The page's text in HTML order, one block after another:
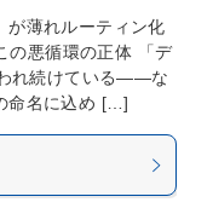
が薄れルーティン化
悪循環の正体 「デ
れ続けている——な
命名に込め […]